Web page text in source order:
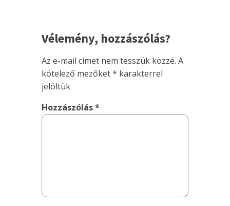
Vélemény, hozzászólás?
Az e-mail címet nem tesszük közzé. A
kötelező mezőket* karakterrel
jelöltük
Hozzászólás*